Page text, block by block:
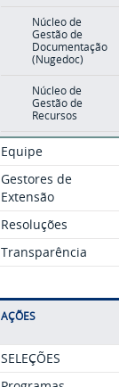
Núcleo de
Gestão de
Documentação
(Nugedoc)
Núcleo de
Gestão de
Recursos
Equipe
Gestores de
Extensão
Resoluções
Transparência
AÇÕES
SELEÇÕES